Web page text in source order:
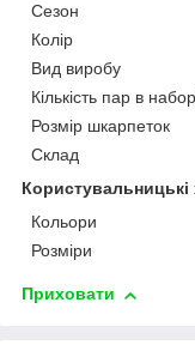
Сезон
Колір
Вид виробу
Кількість пар в
Розмір шкарпеток
Склад
Користувальницькі
Кольори
Розміри
Приховати